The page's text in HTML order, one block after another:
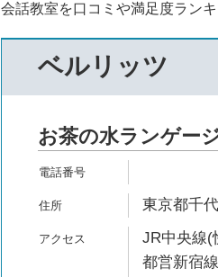
会話教室を口コミや満足度ラン
ベルリッツ
お茶の水ランゲー
東京都千
JR中央線(
都営新宿